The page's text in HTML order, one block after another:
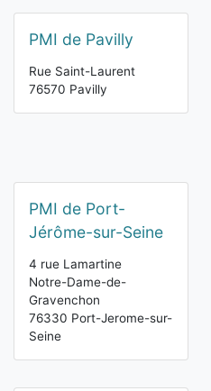
PMI de Pavilly
Rue Saint-Laurent
76570 Pavilly
PMI de Port-
Jérôme-sur-Seine
4 rue Lamartine
Notre-Dame-de-
Gravenchon
76330 Port-Jerome-sur-
Seine